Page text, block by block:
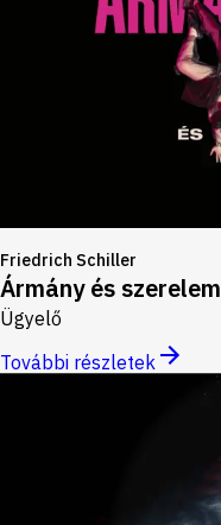
Friedrich Schiller
Ármány és szerelem
Ügyelő
További részletek